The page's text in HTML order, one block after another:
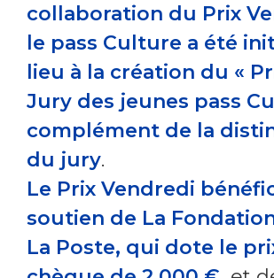
collaboration du Prix
le pass Culture a été
lieu à la création du «
Jury des jeunes pass
complément de la
du jury.
Le Prix Vendredi
soutien de La
La Poste, qui dote le